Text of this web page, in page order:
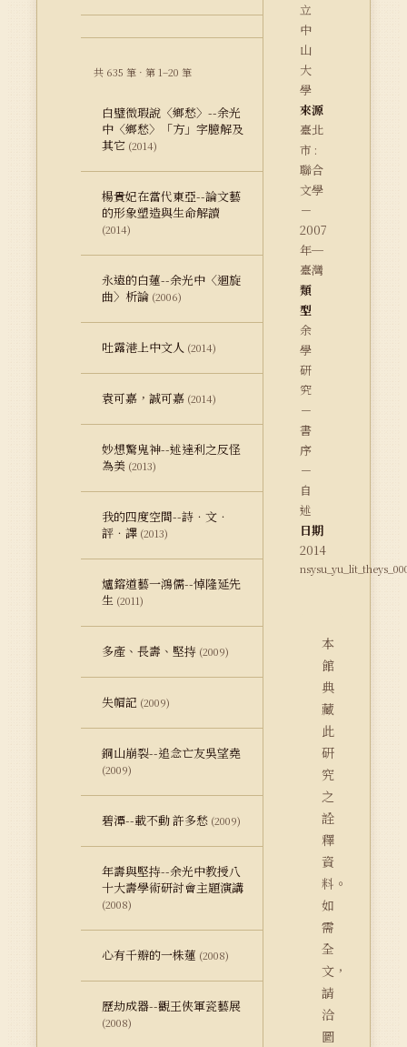
共 635 筆 · 第 1–20 筆
白璧微瑕說〈鄉愁〉--余光
中〈鄉愁〉「方」字臆解及
其它 (2014)
楊貴妃在當代東亞--論文藝
的形象塑造與生命解讀
(2014)
永遠的白蓮--余光中〈迴旋
曲〉析論 (2006)
吐露港上中文人 (2014)
袁可嘉，誠可嘉 (2014)
妙想驚鬼神--述達利之反怪
為美 (2013)
我的四度空間--詩．文．
評．譯 (2013)
爐鎔道藝一鴻儒--悼隆延先
生 (2011)
多產、長壽、堅持 (2009)
失帽記 (2009)
銅山崩裂--追念亡友吳望堯
(2009)
碧潭--載不動 許多愁 (2009)
年壽與堅持--余光中教授八
十大壽學術研討會主題演講
(2008)
心有千瓣的一株蓮 (2008)
歷劫成器--觀王俠軍瓷藝展
(2008)
立
中
山
大
學
來源
臺北
市 :
聯合
文學
－
2007
年─
臺灣
類
型
余
學
研
究
－
書
序
－
自
述
日期
2014
本
館
典
藏
此
研
究
之
詮
釋
資
料。
如
需
全
文，
請
洽
圖